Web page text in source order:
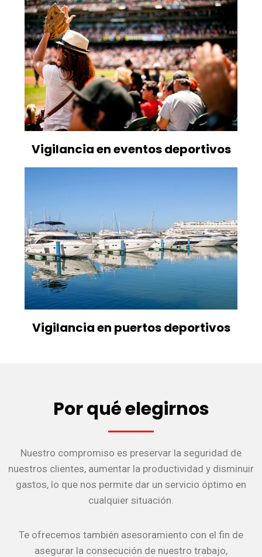
Vigilancia en eventos deportivos
Vigilancia en puertos deportivos
Por qué elegirnos
Nuestro compromiso es preservar la seguridad de
nuestros clientes, aumentar la productividad y disminuir
gastos, lo que nos permite dar un servicio óptimo en
cualquier situación.
Te ofrecemos también asesoramiento con el fin de
asegurar la consecución de nuestro trabajo,